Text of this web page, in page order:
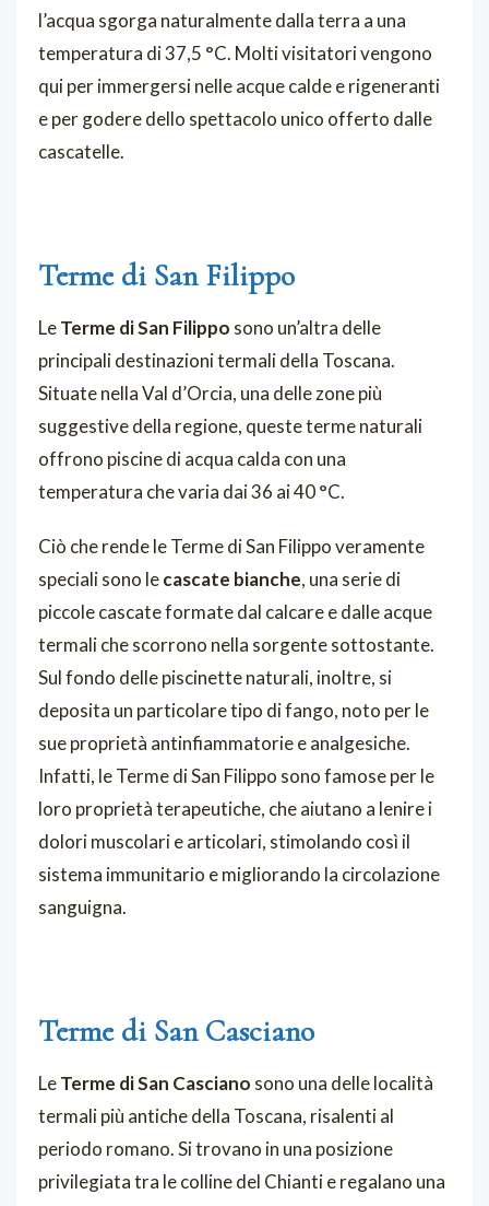
l’acqua sgorga naturalmente dalla terra a una
temperatura di 37,5 °C. Molti visitatori vengono
qui per immergersi nelle acque calde e rigeneranti
e per godere dello spettacolo unico offerto dalle
cascatelle.
Terme di San Filippo
LeTerme di San Filippo sono un’altra delle
principali destinazioni termali della Toscana.
Situate nella Val d’Orcia, una delle zone più
suggestive della regione, queste terme naturali
offrono piscine di acqua calda con una
temperatura che varia dai 36 ai 40 °C.
Ciò che rende le Terme di San Filippo veramente
speciali sono lecascate bianche, una serie di
piccole cascate formate dal calcare e dalle acque
termali che scorrono nella sorgente sottostante.
Sul fondo delle piscinette naturali, inoltre, si
deposita un particolare tipo di fango, noto per le
sue proprietà antinfiammatorie e analgesiche.
Infatti, le Terme di San Filippo sono famose per le
loro proprietà terapeutiche, che aiutano a lenire i
dolori muscolari e articolari, stimolando così il
sistema immunitario e migliorando la circolazione
sanguigna.
Terme di San Casciano
LeTerme di San Casciano sono una delle località
termali più antiche della Toscana, risalenti al
periodo romano. Si trovano in una posizione
privilegiata tra le colline del Chianti e regalano una